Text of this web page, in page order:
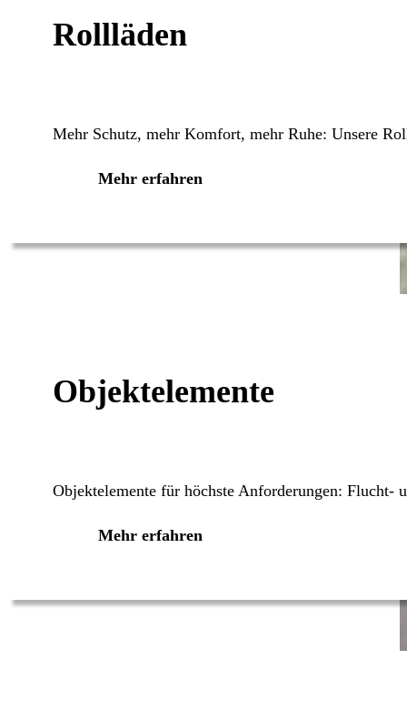
Rollläden
Mehr Schutz, mehr Komfort, mehr Ruhe: Unsere
Mehr erfahren
Objektelemente
Objektelemente für höchste Anforderungen: Flucht-
Mehr erfahren